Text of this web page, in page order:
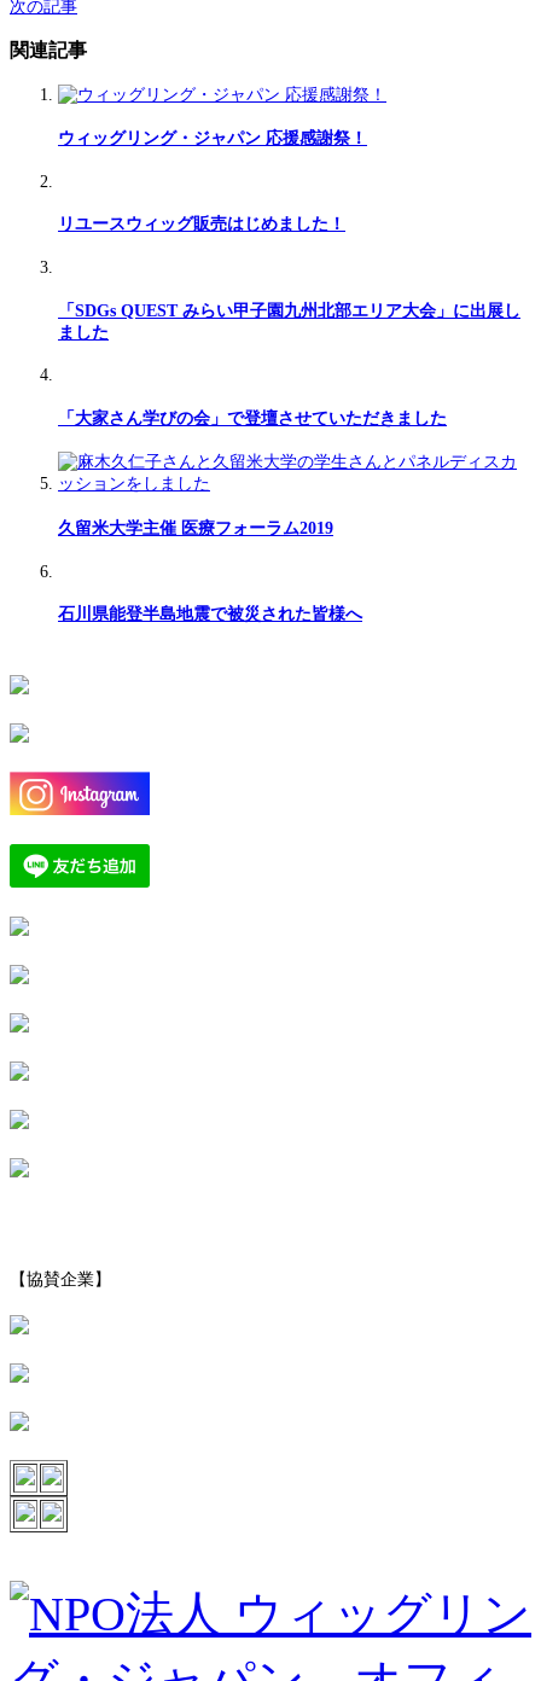
次の記事
関連記事
ウィッグリング・ジャパン 応援感謝祭！
リユースウィッグ販売はじめました！
「SDGs QUEST みらい甲子園九州北部エリア大会」に出展し
ました
「大家さん学びの会」で登壇させていただきました
久留米大学主催 医療フォーラム2019
石川県能登半島地震で被災された皆様へ
【協賛企業】